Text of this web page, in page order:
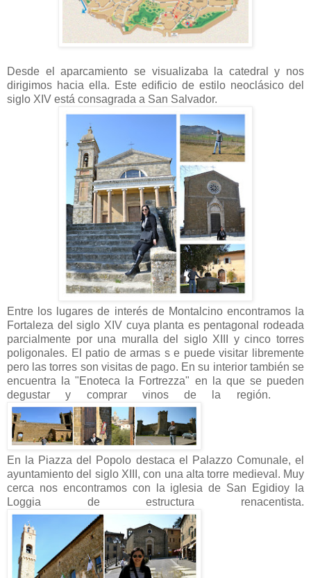
Desde el aparcamiento se visualizaba la catedral y nos
dirigimos hacia ella. Este edificio de estilo neoclásico del
siglo XIV está consagrada a San Salvador.
Entre los lugares de interés de Montalcino encontramos la
Fortaleza del siglo XIV cuya planta es pentagonal rodeada
parcialmente por una muralla del siglo XIII y cinco torres
poligonales. El patio de armas s e puede visitar libremente
pero las torres son visitas de pago. En su interior también se
encuentra la "Enoteca la Fortrezza" en la que se pueden
degustar y comprar vinos de la región.
En la Piazza del Popolo destaca el Palazzo Comunale, el
ayuntamiento del siglo XIII, con una alta torre medieval. Muy
cerca nos encontramos con la iglesia de San Egidioy la
Loggia de estructura renacentista.